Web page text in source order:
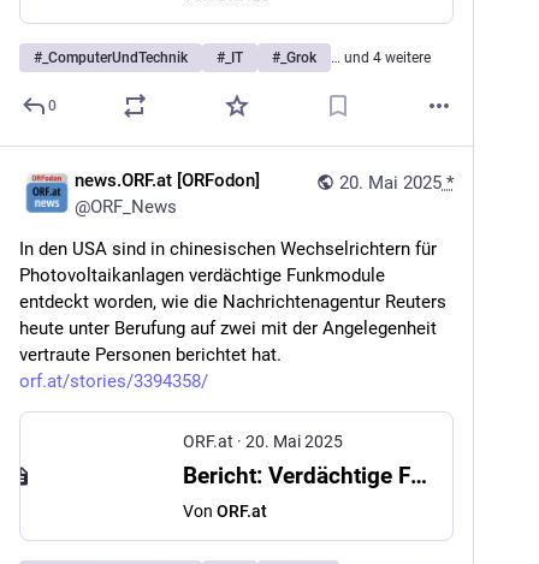
# _ComputerUndTechnik # _IT # _Grok … und 4 weitere
0
20. Mai 2025 *
news.ORF.at [ORFodon]
@ORF_News
In den USA sind in chinesischen Wechselrichtern für
Photovoltaikanlagen verdächtige Funkmodule
entdeckt worden, wie die Nachrichtenagentur Reuters
heute unter Berufung auf zwei mit der Angelegenheit
vertraute Personen berichtet hat.
orf.at/stories/3394358/
ORF.at · 20. Mai 2025
Bericht: Verdächtige Funkmodule in Wechselrichtern aus China
Von ORF.at